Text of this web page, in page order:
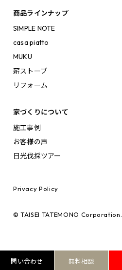
商品ラインナップ
SIMPLE NOTE
casa piatto
MUKU
薪ストーブ
リフォーム
家づくりについて
施工事例
お客様の声
日光伐採ツアー
Privacy Policy
© TAISEI TATEMONO Corporation.
問い合わせ 無料相談